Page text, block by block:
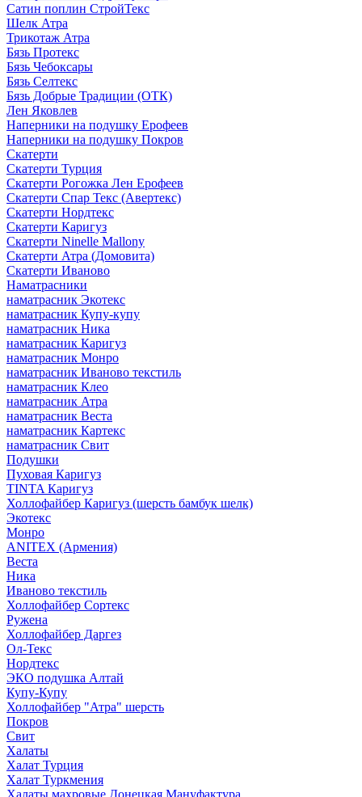
Сатин поплин СтройТекс
Шелк Атра
Трикотаж Атра
Бязь Протекс
Бязь Чебоксары
Бязь Селтекс
Бязь Добрые Традиции (ОТК)
Лен Яковлев
Наперники на подушку Ерофеев
Наперники на подушку Покров
Скатерти
Скатерти Турция
Скатерти Рогожка Лен Ерофеев
Скатерти Спар Текс (Авертекс)
Скатерти Нордтекс
Скатерти Каригуз
Скатерти Ninelle Mallony
Скатерти Атра (Домовита)
Скатерти Иваново
Наматрасники
наматрасник Экотекс
наматрасник Купу-купу
наматрасник Ника
наматрасник Каригуз
наматрасник Монро
наматрасник Иваново текстиль
наматрасник Клео
наматрасник Атра
наматрасник Веста
наматрасник Картекс
наматрасник Свит
Подушки
Пуховая Каригуз
TINTA Каригуз
Холлофайбер Каригуз (шерсть бамбук шелк)
Экотекс
Монро
ANITEX (Армения)
Веста
Ника
Иваново текстиль
Холлофайбер Сортекс
Ружена
Холлофайбер Даргез
Ол-Текс
Нордтекс
ЭКО подушка Алтай
Купу-Купу
Холлофайбер "Атра" шерсть
Покров
Свит
Халаты
Халат Турция
Халат Туркмения
Халаты махровые Донецкая Мануфактура